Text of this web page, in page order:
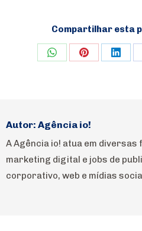
Compartilhar esta
Share Share
Autor: Agência io!
A Agência io! atua em
marketing digital e jobs de
corporativo, web e mídias